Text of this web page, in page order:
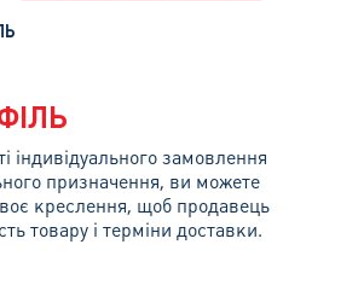
індивідуального замовлення
призначення, ви можете
креслення, щоб продавець
товару і терміни доставки.